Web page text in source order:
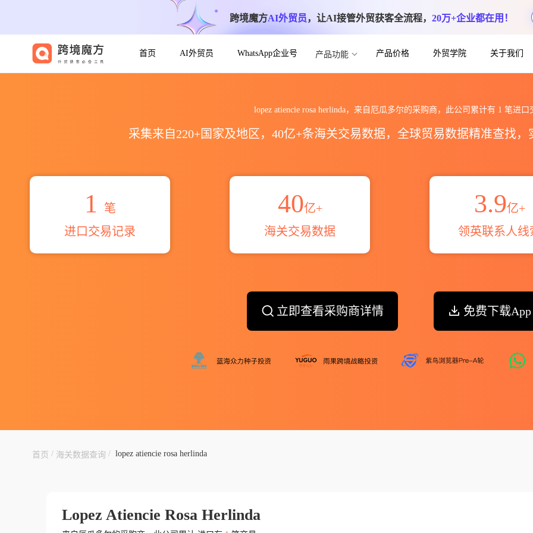
跨境魔方AI外贸员，让AI接管外贸获客全流程， 20万+企业都在用！
首页 AI外贸员 WhatsApp企业号 产品功能 产品价格 外贸学院 关于我们
lopez atiencie rosa herlinda，来自厄瓜多尔的采购商，此公司累计有 1 笔进口
采集来自220+国家及地区，40亿+条海关交易数据，全球贸易数据精准查找
1
笔
进口交易记录
40亿+
海关交易数据
3.9亿+
领英联系人线
立即查看采购商详情 免费下载App
首页 / 海关数据查询 / lopez atiencie rosa herlinda
Lopez Atiencie Rosa Herlinda